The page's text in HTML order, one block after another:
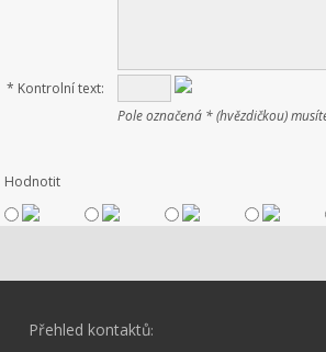
* Kontrolní text:
Pole označená * (hvězdičkou)
Hodnotit
Přehled kontaktů: